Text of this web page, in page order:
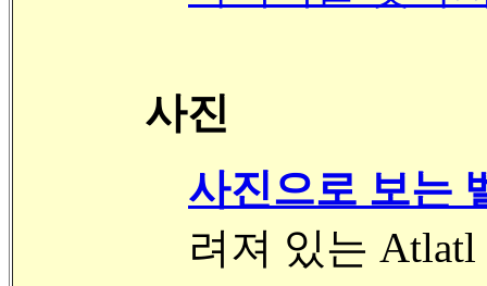
사진
사진으로 보는
려져 있는 Atlatl